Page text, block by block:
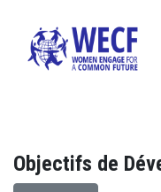
Objectifs de